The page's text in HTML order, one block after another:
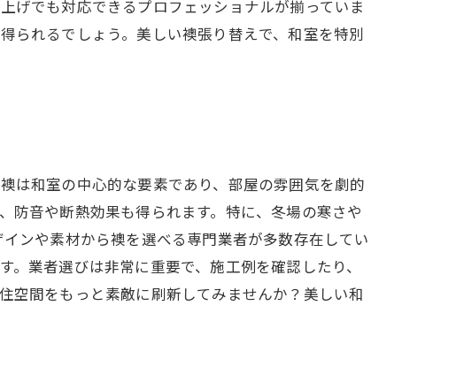
げでも対応できるプロフェッショナルが揃っていま
られるでしょう。美しい襖張り替えで、和室を特別
は和室の中心的な要素であり、部屋の雰囲気を劇的
防音や断熱効果も得られます。特に、冬場の寒さや
ンや素材から襖を選べる専門業者が多数存在してい
業者選びは非常に重要で、施工例を確認したり、
空間をもっと素敵に刷新してみませんか？美しい和